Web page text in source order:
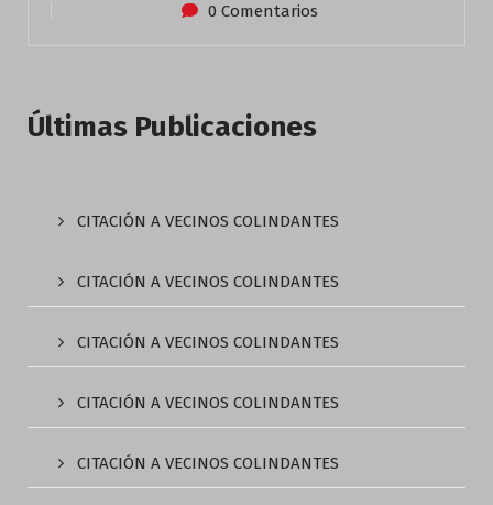
0 Comentarios
Últimas Publicaciones
CITACIÓN A VECINOS COLINDANTES
CITACIÓN A VECINOS COLINDANTES
CITACIÓN A VECINOS COLINDANTES
CITACIÓN A VECINOS COLINDANTES
CITACIÓN A VECINOS COLINDANTES